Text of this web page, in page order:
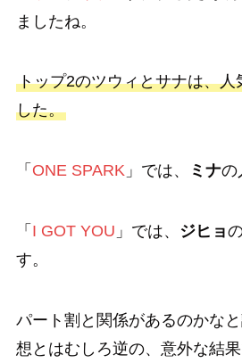
ましたね。
トップ2のツウィとサナは、人
した。
「 ONE SPARK」では、 ミナの
「 I GOT YOU 」では、 ジヒョ
す。
パート割と関係があるのかな
想とはむしろ逆の、意外な結果